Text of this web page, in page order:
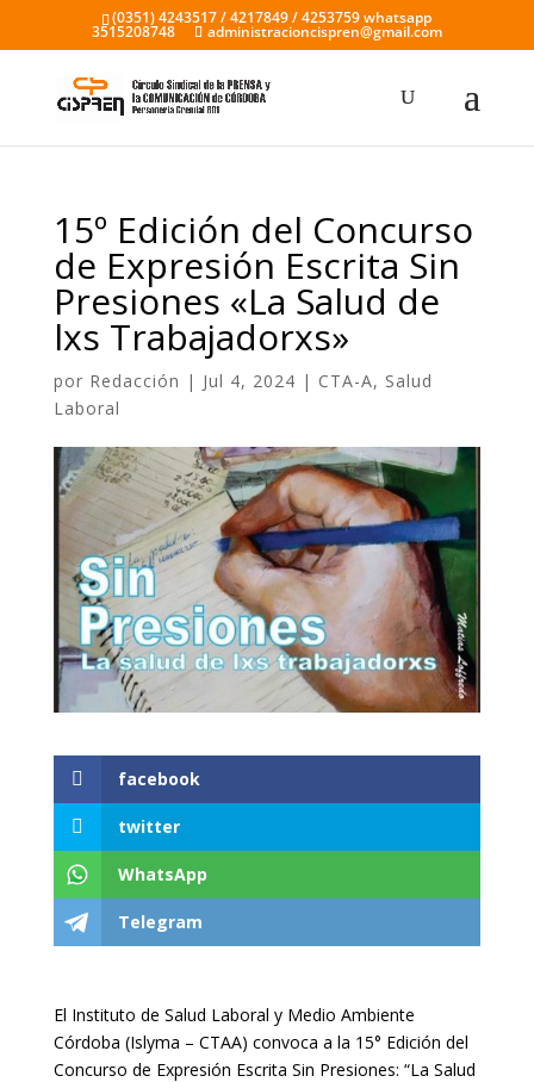
(0351) 4243517 / 4217849 / 4253759 whatsapp
3515208748 administracioncispren@gmail.com
15º Edición del Concurso
de Expresión Escrita Sin
Presiones «La Salud de
lxs Trabajadorxs»
por Redacción | Jul 4, 2024 | CTA-A, Salud
Laboral
facebook
twitter
WhatsApp
Telegram
El Instituto de Salud Laboral y Medio Ambiente
Córdoba (Islyma – CTAA) convoca a la 15° Edición del
Concurso de Expresión Escrita Sin Presiones: “La Salud